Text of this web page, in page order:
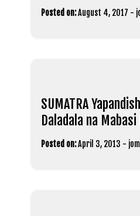
Posted on:August 4, 2017 -
SUMATRA
Daladala na
Posted on:April 3, 2013 -